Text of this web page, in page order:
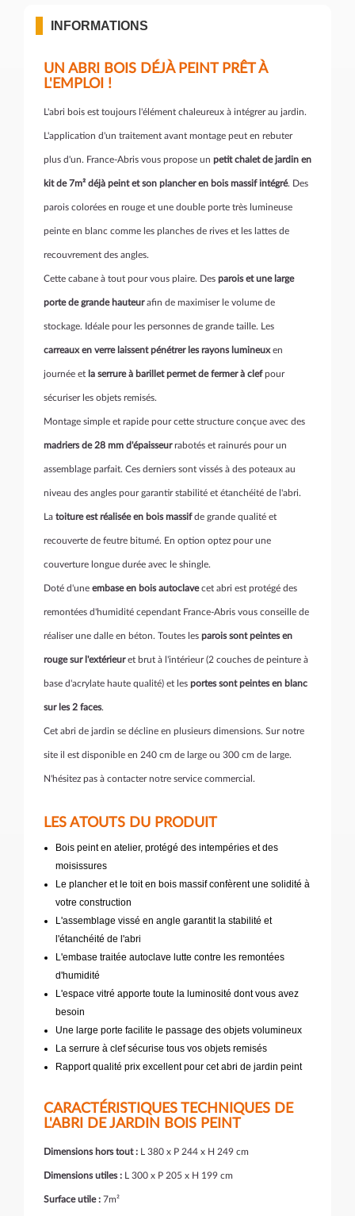
INFORMATIONS
UN ABRI BOIS DÉJÀ PEINT PRÊT À
L'EMPLOI !
L'abri bois est toujours l'élément chaleureux à intégrer au jardin.
L'application d'un traitement avant montage peut en rebuter
plus d'un. France-Abris vous propose un petit chalet de jardin en
kit de 7m² déjà peint et son plancher en bois massif intégré. Des
parois colorées en rouge et une double porte très lumineuse
peinte en blanc comme les planches de rives et les lattes de
recouvrement des angles.
Cette cabane à tout pour vous plaire. Des parois et une large
porte de grande hauteurafin de maximiser le volume de
stockage. Idéale pour les personnes de grande taille. Les
carreaux en verre laissent pénétrer les rayons lumineuxen
journée et la serrure à barillet permet de fermer à clefpour
sécuriser les objets remisés.
Montage simple et rapide pour cette structure conçue avec des
madriers de 28 mm d'épaisseurrabotés et rainurés pour un
assemblage parfait. Ces derniers sont vissés à des poteaux au
niveau des angles pour garantir stabilité et étanchéité de l'abri.
La toiture est réalisée en bois massifde grande qualité et
recouverte de feutre bitumé. En option optez pour une
couverture longue durée avec le shingle.
Doté d'une embase en bois autoclavecet abri est protégé des
remontées d'humidité cependant France-Abris vous conseille de
réaliser une dalle en béton. Toutes les parois sont peintes en
rouge sur l'extérieuret brut à l'intérieur (2 couches de peinture à
base d'acrylate haute qualité) et les portes sont peintes en blanc
sur les 2 faces.
Cet abri de jardin se décline en plusieurs dimensions. Sur notre
site il est disponible en 240 cm de large ou 300 cm de large.
N'hésitez pas à contacter notre service commercial.
LES ATOUTS DU PRODUIT
Bois peint en atelier, protégé des intempéries et des
moisissures
Le plancher et le toit en bois massif confèrent une solidité à
votre construction
L'assemblage vissé en angle garantit la stabilité et
l'étanchéité de l'abri
L'embase traitée autoclave lutte contre les remontées
d'humidité
L'espace vitré apporte toute la luminosité dont vous avez
besoin
Une large porte facilite le passage des objets volumineux
La serrure à clef sécurise tous vos objets remisés
Rapport qualité prix excellent pour cet abri de jardin peint
CARACTÉRISTIQUES TECHNIQUES DE
L'ABRI DE JARDIN BOIS PEINT
Dimensions hors tout : L 380 x P 244 x H 249 cm
Dimensions utiles : L 300 x P 205 x H 199 cm
Surface utile : 7m²